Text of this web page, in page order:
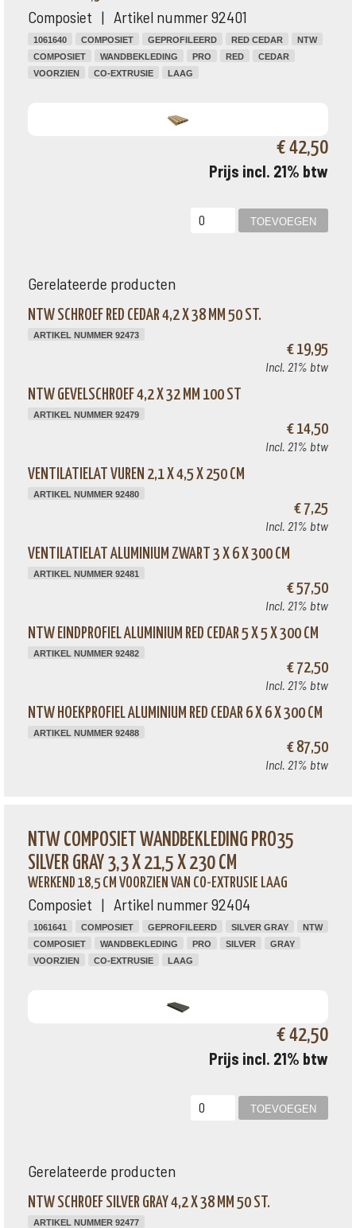
Composiet | Artikel nummer 92401
1061640 COMPOSIET GEPROFILEERD RED CEDAR
NTW
COMPOSIET
WANDBEKLEDING PRO RED
CEDAR
VOORZIEN
CO-EXTRUSIE LAAG
€ 42,50
Prijs incl. 21% btw
Gerelateerde producten
NTW SCHROEF RED CEDAR 4,2 X 38 MM 50 ST.
ARTIKEL NUMMER 92473
€ 19,95
Incl. 21% btw
NTW GEVELSCHROEF 4,2 X 32 MM 100 ST
ARTIKEL NUMMER 92479
€ 14,50
Incl. 21% btw
VENTILATIELAT VUREN 2,1 X 4,5 X 250 CM
ARTIKEL NUMMER 92480
€ 7,25
Incl. 21% btw
VENTILATIELAT ALUMINIUM ZWART 3 X 6 X 300 CM
ARTIKEL NUMMER 92481
€ 57,50
Incl. 21% btw
NTW EINDPROFIEL ALUMINIUM RED CEDAR 5 X 5 X 300 CM
ARTIKEL NUMMER 92482
€ 72,50
Incl. 21% btw
NTW HOEKPROFIEL ALUMINIUM RED CEDAR 6 X 6 X 300 CM
ARTIKEL NUMMER 92488
€ 87,50
Incl. 21% btw
NTW COMPOSIET WANDBEKLEDING PRO35
SILVER GRAY 3,3 X 21,5 X 230 CM
WERKEND 18,5 CM VOORZIEN VAN CO-EXTRUSIE LAAG
Composiet | Artikel nummer 92404
1061641 COMPOSIET GEPROFILEERD SILVER GRAY
NTW
COMPOSIET
WANDBEKLEDING PRO SILVER
GRAY
VOORZIEN
CO-EXTRUSIE LAAG
€ 42,50
Prijs incl. 21% btw
Gerelateerde producten
NTW SCHROEF SILVER GRAY 4,2 X 38 MM 50 ST.
ARTIKEL NUMMER 92477